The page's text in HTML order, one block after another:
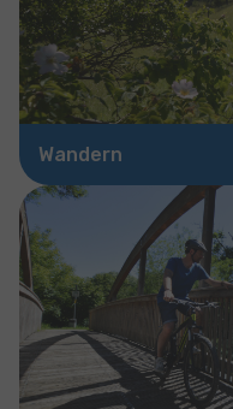
Wandern